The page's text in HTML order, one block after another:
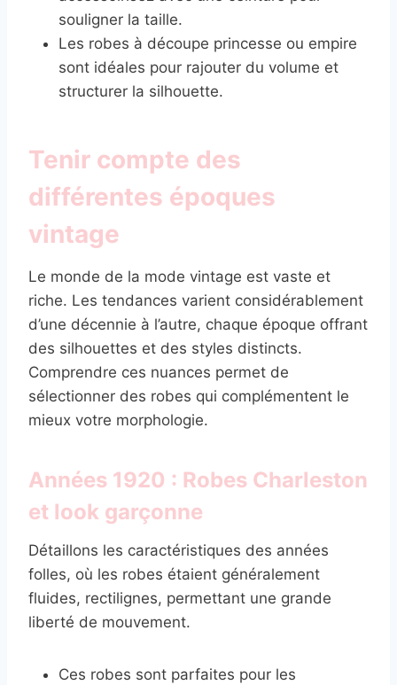
souligner la taille.
Les robes à découpe princesse ou empire
sont idéales pour rajouter du volume et
structurer la silhouette.
Tenir compte des
différentes époques
vintage
Le monde de la mode vintage est vaste et
riche. Les tendances varient considérablement
d’une décennie à l’autre, chaque époque offrant
des silhouettes et des styles distincts.
Comprendre ces nuances permet de
sélectionner des robes qui complémentent le
mieux votre morphologie.
Années 1920 : Robes Charleston
et look garçonne
Détaillons les caractéristiques des années
folles, où les robes étaient généralement
fluides, rectilignes, permettant une grande
liberté de mouvement.
Ces robes sont parfaites pour les